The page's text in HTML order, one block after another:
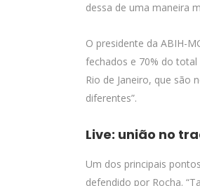
dessa de uma maneira
O presidente da ABIH-
fechados e 70% do
Rio de Janeiro, que são
diferentes”.
Live: união no
Um dos principais
defendido por Rocha.